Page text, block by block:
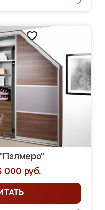
000 руб.